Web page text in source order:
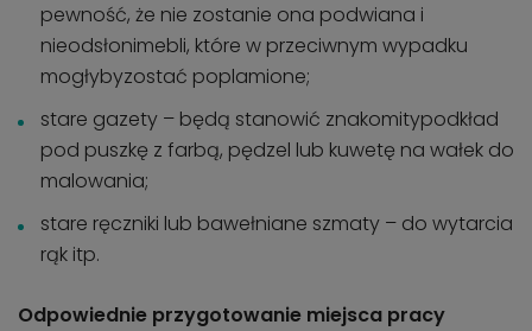
pewność, że nie zostanie ona podwiana i
nieodsłonimebli, które w przeciwnym wypadku
mogłybyzostać poplamione;
stare gazety – będą stanowić znakomitypodkład
pod puszkę z farbą, pędzel lub kuwetę na wałek do
malowania;
stare ręczniki lub bawełniane szmaty – do wytarcia
rąk itp.
Odpowiednie przygotowanie miejsca pracy